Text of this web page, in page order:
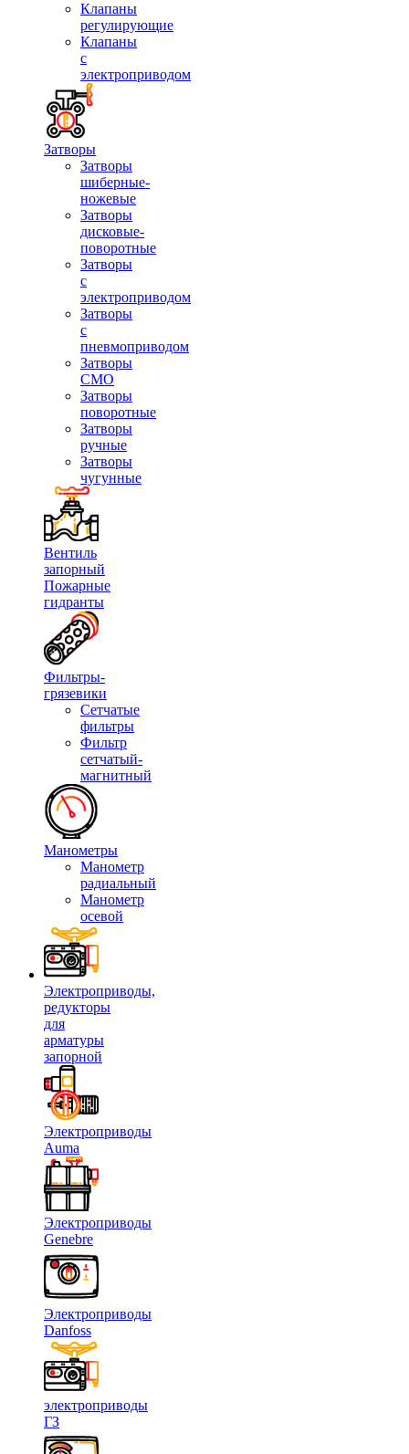
Клапаны
регулирующие
Клапаны
с
электроприводом
Затворы
Затворы
шиберные-
ножевые
Затворы
дисковые-
поворотные
Затворы
с
электроприводом
Затворы
с
пневмоприводом
Затворы
СМО
Затворы
поворотные
Затворы
ручные
Затворы
чугунные
Вентиль
запорный
Пожарные
гидранты
Фильтры-
грязевики
Сетчатые
фильтры
Фильтр
сетчатый-
магнитный
Манометры
Манометр
радиальный
Манометр
осевой
Электроприводы,
редукторы
для
арматуры
запорной
Электроприводы
Auma
Электроприводы
Genebre
Электроприводы
Danfoss
электроприводы
ГЗ